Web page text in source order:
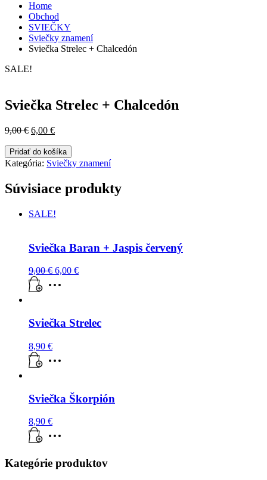
Home
Obchod
SVIEČKY
Sviečky znamení
Sviečka Strelec + Chalcedón
SALE!
Sviečka Strelec + Chalcedón
9,00€ Pôvodná
bola:
9,00 €.
6,00 €Aktuálna
je:
6,00 €.
množstvo
Sviečka
Strelec
+
Chalcedón
Pridať do košíka
Kategória: Sviečky znamení
Súvisiace produkty
SALE!
Sviečka Baran + Jaspis červený
9,00€ Pôvodná
6,00 €Aktuálna
Sviečka Strelec
8,90 €
Sviečka Škorpión
8,90 €
Kategórie produktov